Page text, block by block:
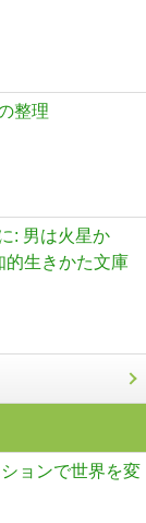
整理
: 男は火星か
的生きかた文庫
ョンで世界を変